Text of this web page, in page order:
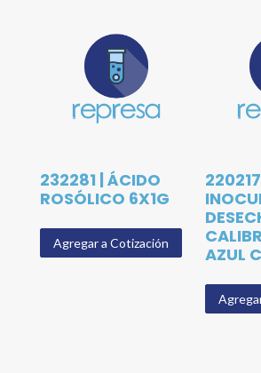
232281 | ÁCIDO
ROSÓLICO 6X1G
Agregar a Cotización
AZUL